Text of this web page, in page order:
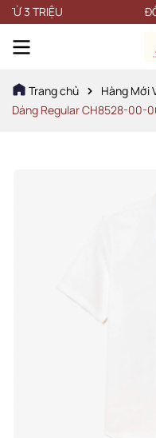
TRIỆU ĐỔI
Trang chủ Hàng Mới
Dáng Regular CH8528-00-